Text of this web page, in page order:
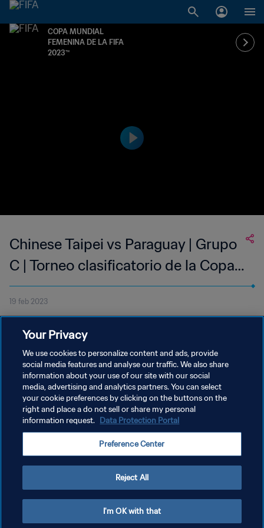
COPA MUNDIAL
FEMENINA DE LA FIFA
2023™
Chinese Taipei vs Paraguay | Grupo
C | Torneo clasificatorio de la Copa
Mundial Femenina de la FIFA 2023™
| Partido Completo
19 feb 2023
jugado en el Waikato Stadium, Hamilton, el 19 de febrero de 2023
a las 14:00 (hora local).
POLÍTICA DE PRIVACIDAD
AJUSTAR LA CONFIGURACIÓN DE LAS COOKIES
Copyright © 1994 - 2026 FIFA. Todos los derechos reservados.
Your Privacy
We use cookies to personalize content and ads, provide
social media features and analyse our traffic. We also share
information about your use of our site with our social
media, advertising and analytics partners. You can select
your cookie preferences by clicking on the buttons on the
right and place a do not sell or share my personal
information request. Data Protection Portal
Preference Center
Reject All
I'm OK with that